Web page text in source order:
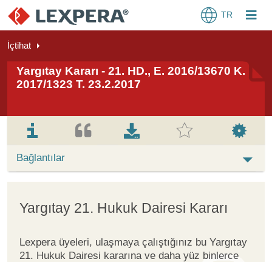
TR
İçtihat
Yargıtay Kararı - 21. HD., E. 2016/13670 K.
2017/1323 T. 23.2.2017
Bağlantılar
Yargıtay 21. Hukuk Dairesi Kararı
Lexpera üyeleri, ulaşmaya çalıştığınız bu Yargıtay
21. Hukuk Dairesi kararına ve daha yüz binlerce